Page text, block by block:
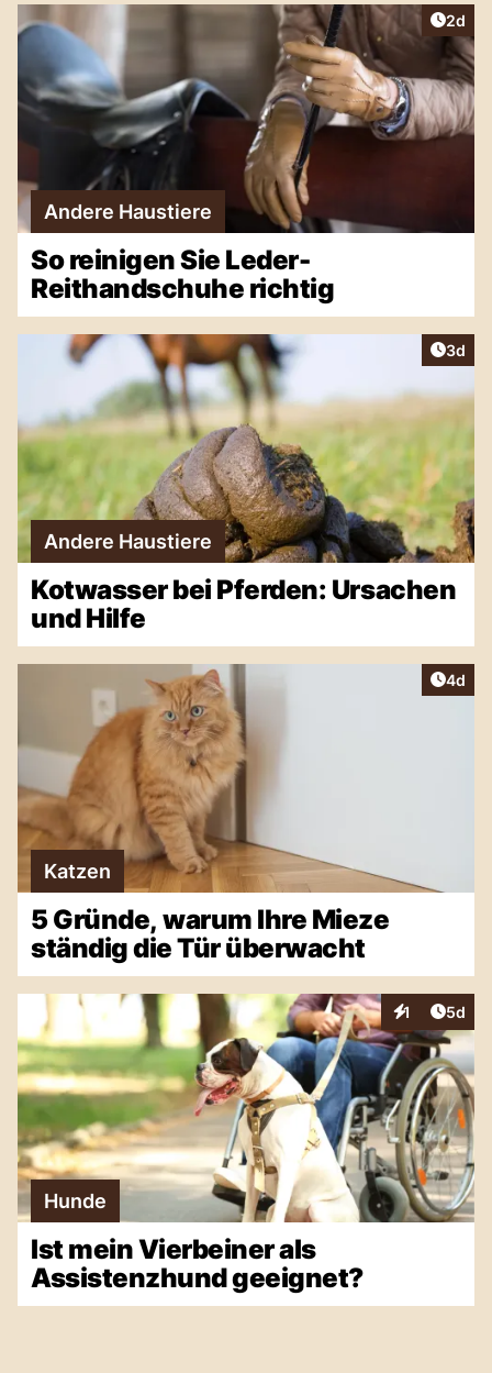
2d
Andere Haustiere
So reinigen Sie Leder-
Reithandschuhe richtig
3d
Andere Haustiere
Kotwasser bei Pferden: Ursachen
und Hilfe
4d
Katzen
5 Gründe, warum Ihre Mieze
ständig die Tür überwacht
1
Interaktionen
5d
Hunde
Ist mein Vierbeiner als
Assistenzhund geeignet?